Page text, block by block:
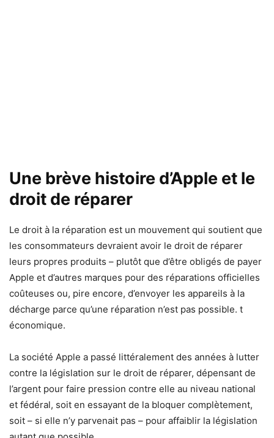
Une brève histoire d’Apple et le
droit de réparer
Le droit à la réparation est un mouvement qui soutient que
les consommateurs devraient avoir le droit de réparer
leurs propres produits – plutôt que d’être obligés de payer
Apple et d’autres marques pour des réparations officielles
coûteuses ou, pire encore, d’envoyer les appareils à la
décharge parce qu’une réparation n’est pas possible. t
économique.
La société Apple a passé littéralement des années à lutter
contre la législation sur le droit de réparer, dépensant de
l’argent pour faire pression contre elle au niveau national
et fédéral, soit en essayant de la bloquer complètement,
soit – si elle n’y parvenait pas – pour affaiblir la législation